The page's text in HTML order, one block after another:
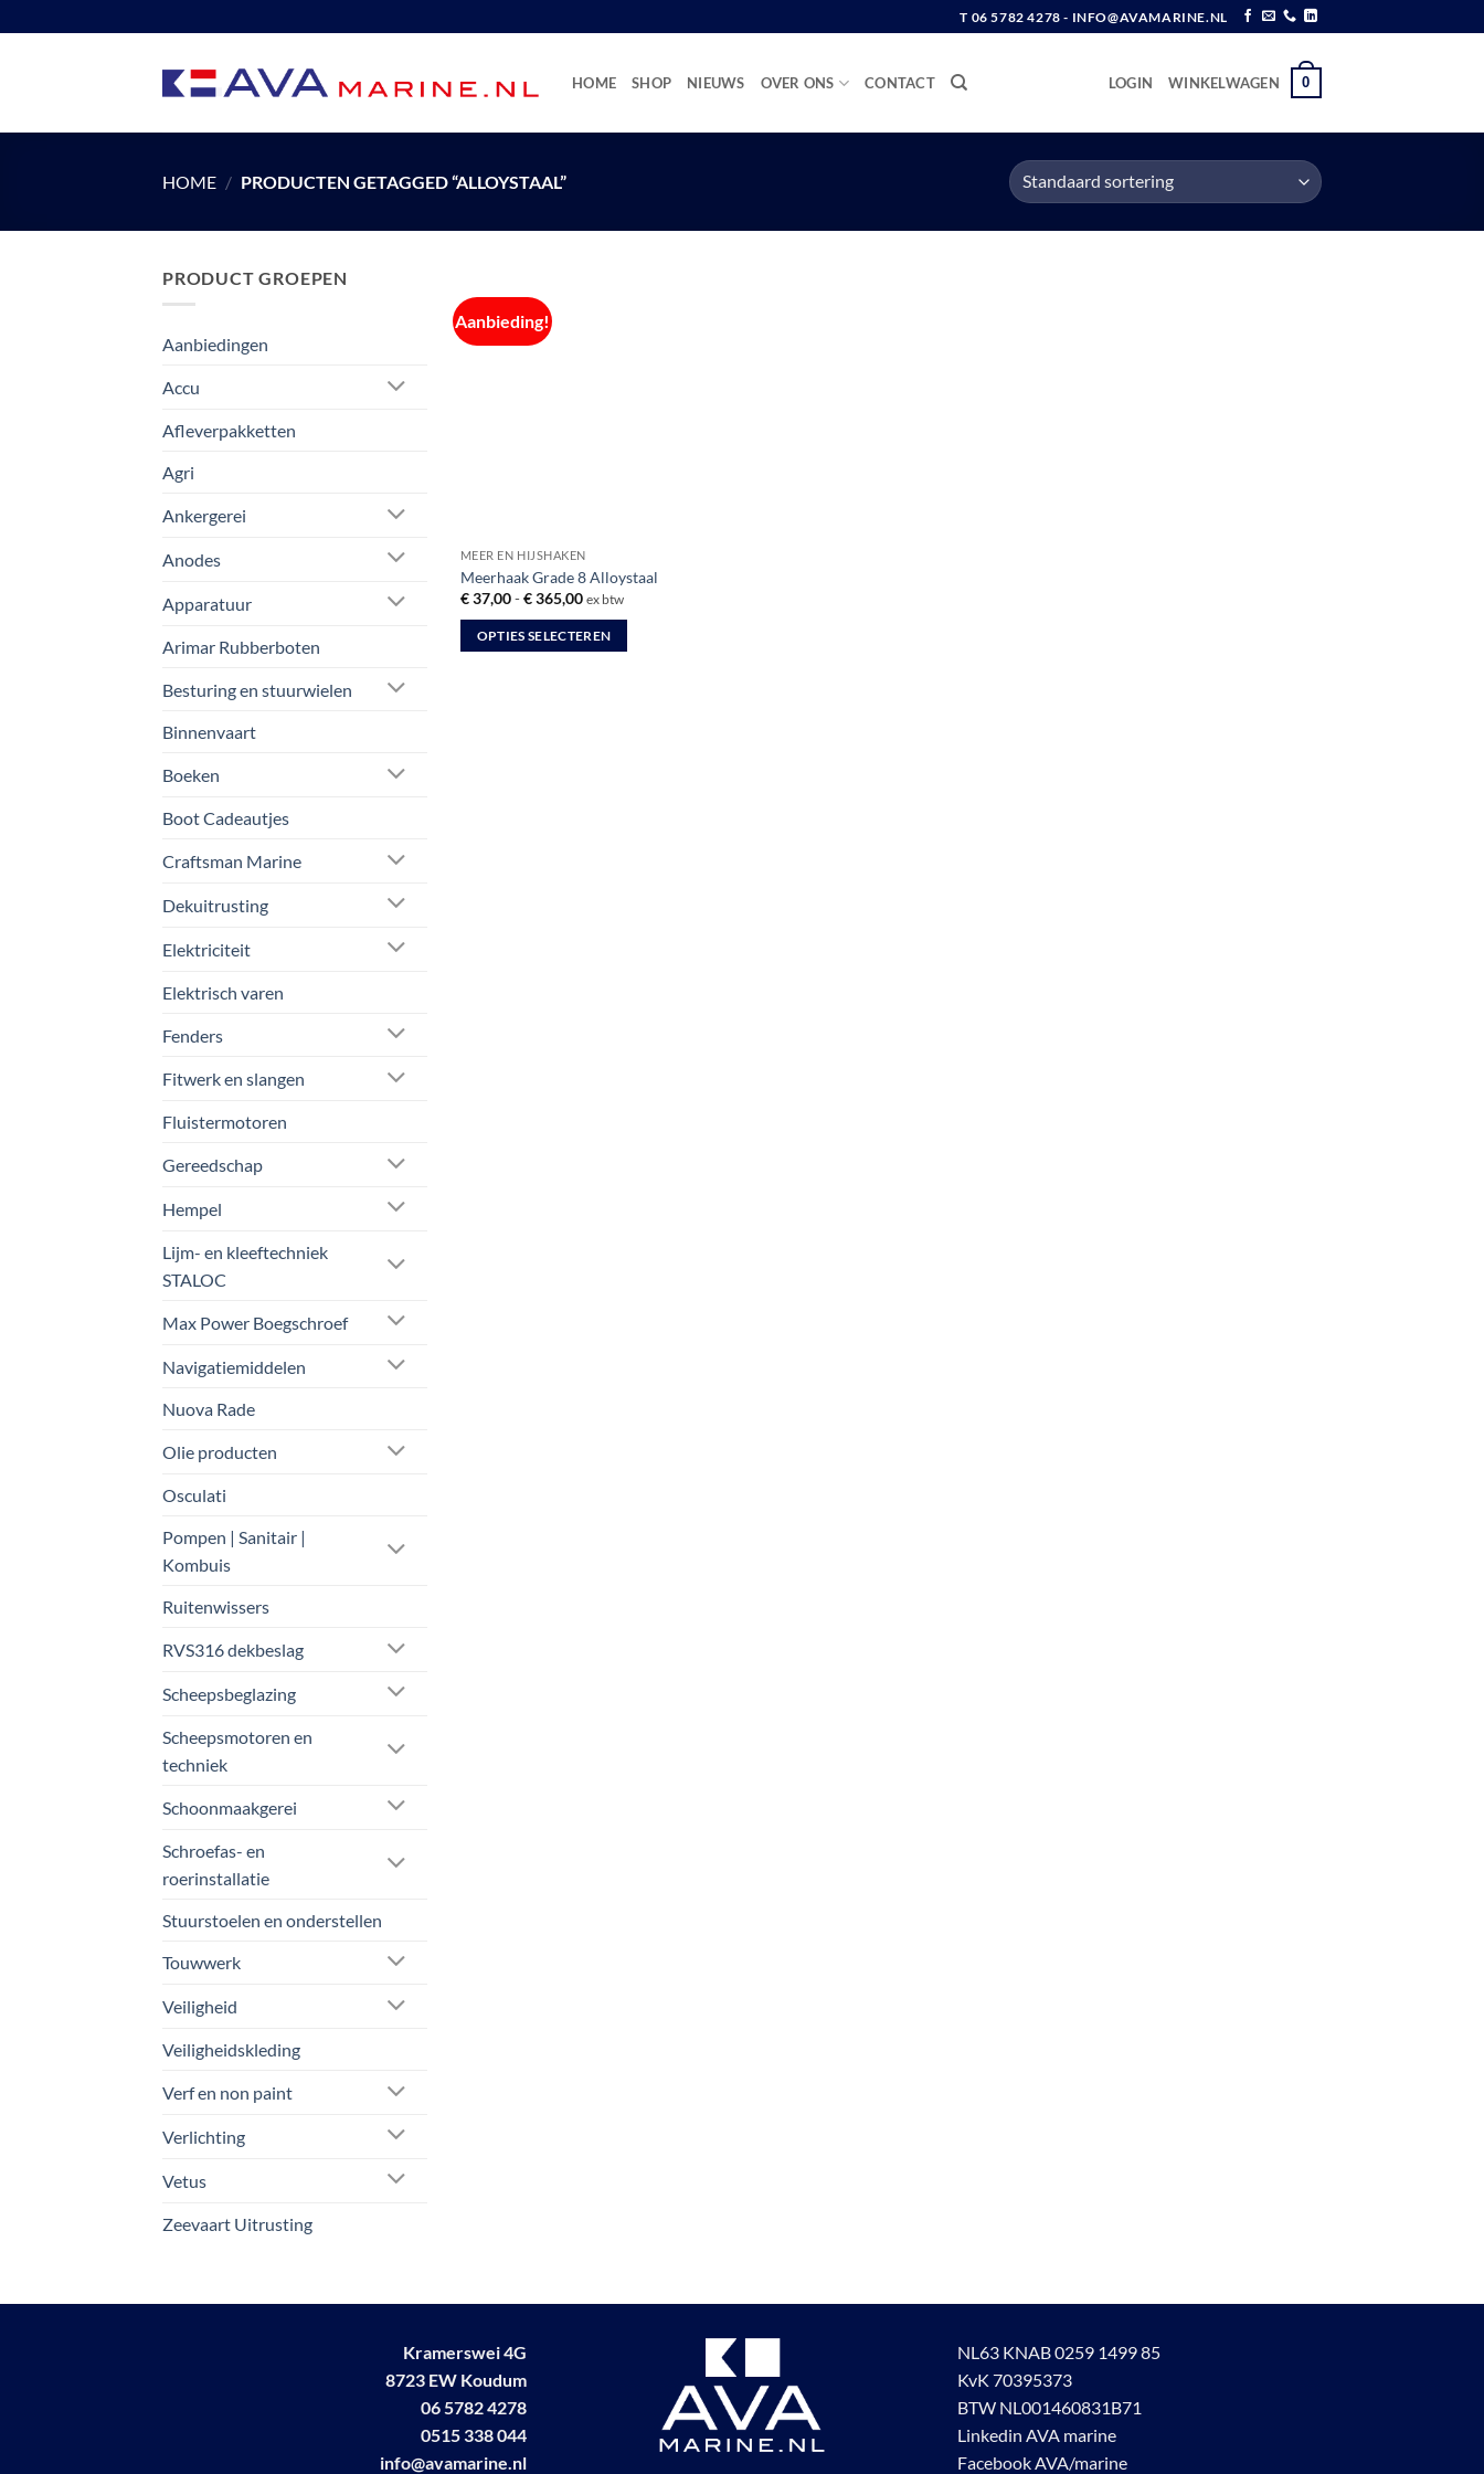
naar
T 06 5782 4278 - INFO@AVAMARINE.NL
HOME SHOP NIEUWS OVER ONS CONTACT LOGIN WINKELWAGEN 0
HOME / PRODUCTEN GETAGGED “ALLOYSTAAL”
PRODUCT GROEPEN
Aanbiedingen
Accu
Afleverpakketten
Agri
Ankergerei
Anodes
Apparatuur
Arimar Rubberboten
Besturing en stuurwielen
Binnenvaart
Boeken
Boot Cadeautjes
Craftsman Marine
Dekuitrusting
Elektriciteit
Elektrisch varen
Fenders
Fitwerk en slangen
Fluistermotoren
Gereedschap
Hempel
Lijm- en kleeftechniek
STALOC
Max Power Boegschroef
Navigatiemiddelen
Nuova Rade
Olie producten
Osculati
Pompen | Sanitair |
Kombuis
Ruitenwissers
RVS316 dekbeslag
Scheepsbeglazing
Scheepsmotoren en
techniek
Schoonmaakgerei
Schroefas- en
roerinstallatie
Stuurstoelen en onderstellen
Touwwerk
Veiligheid
Veiligheidskleding
Verf en non paint
Verlichting
Vetus
Zeevaart Uitrusting
Aanbieding!
MEER EN HIJSHAKEN
Meerhaak Grade 8 Alloystaal
€37,00-€365,00Prijsklasse:
tot
€ 365,00
ex btw
OPTIES SELECTEREN
Kramerswei 4G
8723 EW Koudum
06 5782 4278
0515 338 044
info@avamarine.nl
NL63 KNAB 0259 1499 85
KvK 70395373
BTW NL001460831B71
Linkedin AVA marine
Facebook AVA/marine